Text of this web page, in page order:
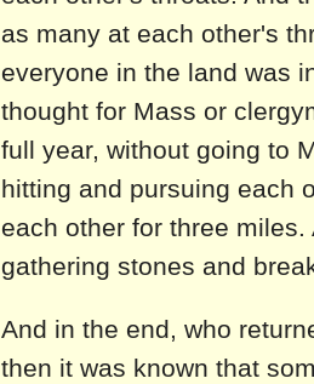
as many at each other's
everyone in the land was
thought for Mass or
full year, without going to
hitting and pursuing each
each other for three
gathering stones and
And in the end, who
then it was known that